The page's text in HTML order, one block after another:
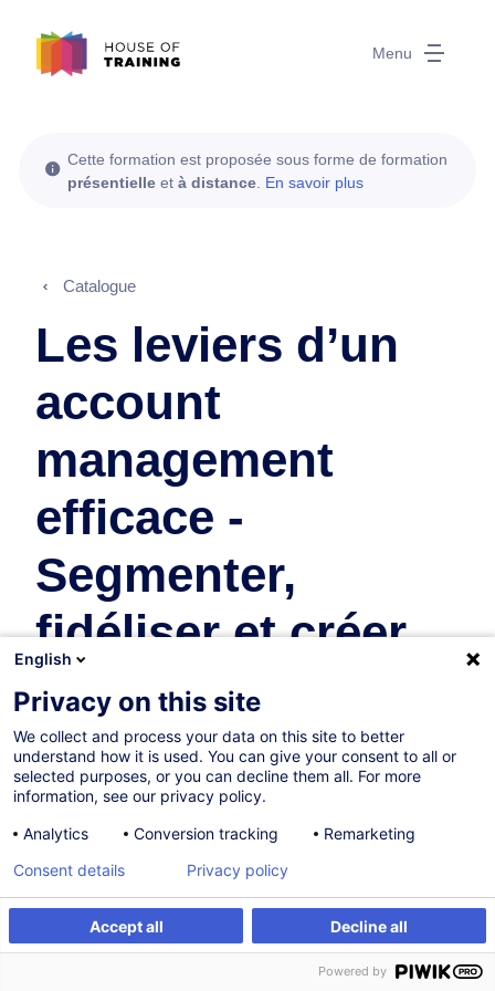
Menu
Être alerté Formation sur mesure
Cette formation est proposée sous forme de formation
présentielle et à distance En savoir plus
Catalogue
Les leviers d’un
account
management
efficace -
Segmenter,
fidéliser et créer
des opportunités
Achat & Vente
Sur demande
Formation présentielle
Formation à distance
English
Privacy on this site
We collect and process your data on this site to better
understand how it is used. You can give your consent to all or
selected purposes, or you can decline them all. For more
information, see our privacy policy.
Analytics
Conversion tracking Remarketing
Accept all Decline all
Consent details Privacy policy
Powered by